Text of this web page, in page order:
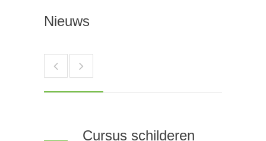
Nieuws
Cursus schilderen